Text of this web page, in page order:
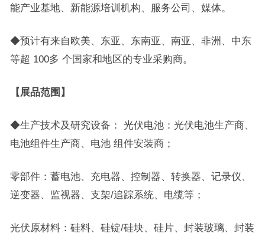
能产业基地、新能源培训机构、服务公司、媒体。
◆预计有来自欧美、东亚、东南亚、南亚、非洲、中东
等超 100多 个国家和地区的专业采购商。
【展品范围】
◆生产技术及研究设备： 光伏电池：光伏电池生产商、
电池组件生产商、电池 组件安装商；
零部件：蓄电池、充电器、控制器、转换器、记录仪、
逆变器、监视器、支架/追踪系统、电缆等；
光伏原材料：硅料、硅锭/硅块、硅片、封装玻璃、封装